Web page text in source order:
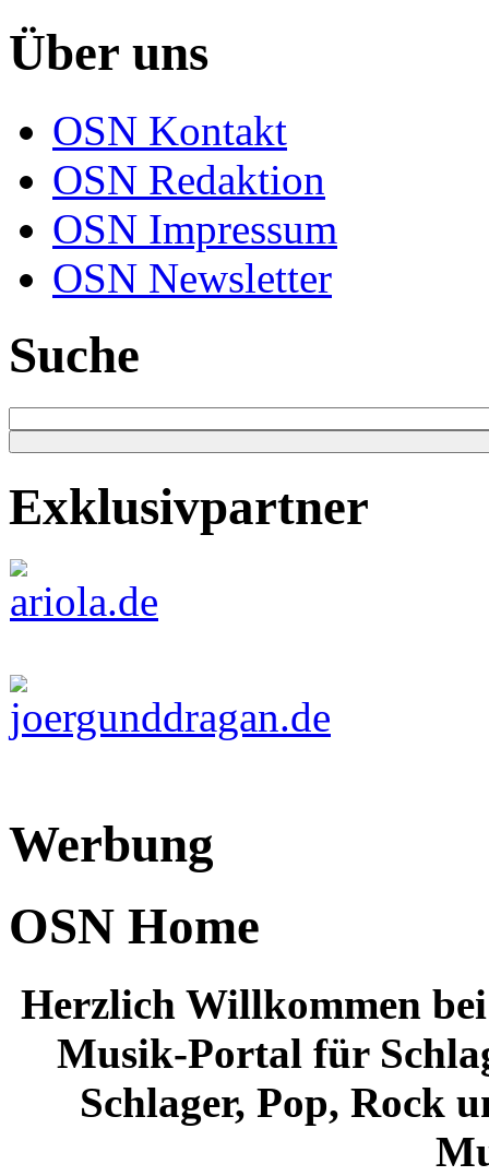
Über uns
OSN Kontakt
OSN Redaktion
OSN Impressum
OSN Newsletter
Suche
Exklusivpartner
Werbung
OSN Home
Herzlich Willkommen
Musik-Portal für
Schlager, Pop, Rock